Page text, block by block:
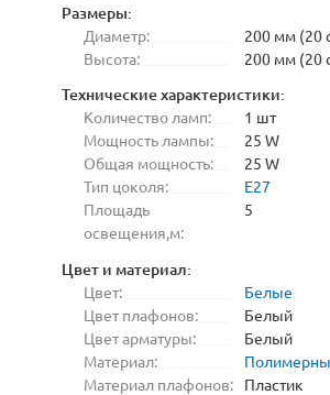
Размеры:
Диаметр:
200 мм (20
Высота:
200 мм (20
Технические характеристики:
Количество ламп:
1 шт
Мощность лампы:
25 W
Общая мощность:
25 W
Тип цоколя:
E27
Площадь
освещения,м:
5
Цвет и материал:
Цвет:
Белые
Цвет плафонов:
Белый
Цвет арматуры:
Белый
Материал:
Материал плафонов:
Пластик